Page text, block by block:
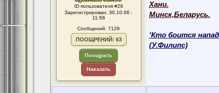
ID пользователя #26
Зарегистрирован: 30.10.06 :
11:58
Сообщений: 7129
ПООЩРЕНИЙ: 63
Поощрить
Наказать
Хани.
Минск,Беларусь.
'Кто боится
(У.Филипс)